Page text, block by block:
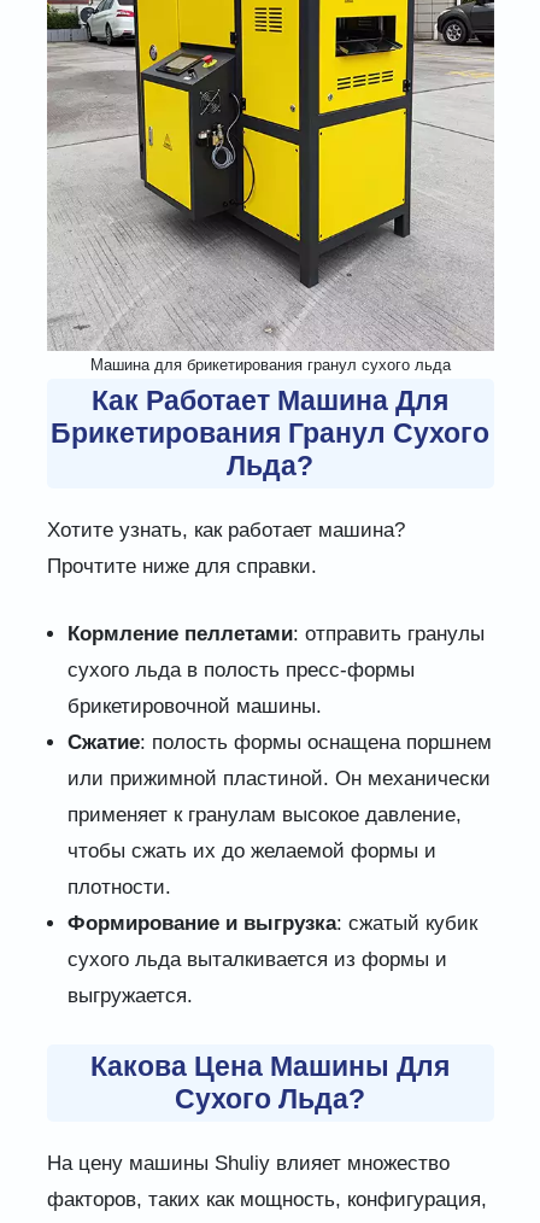
Машина для брикетирования гранул сухого льда
Как Работает Машина Для
Брикетирования Гранул Сухого
Льда?
Хотите узнать, как работает машина?
Прочтите ниже для справки.
Кормление пеллетами: отправить гранулы
сухого льда в полость пресс-формы
брикетировочной машины.
Сжатие: полость формы оснащена поршнем
или прижимной пластиной. Он механически
применяет к гранулам высокое давление,
чтобы сжать их до желаемой формы и
плотности.
Формирование и выгрузка: сжатый кубик
сухого льда выталкивается из формы и
выгружается.
Какова Цена Машины Для
Сухого Льда?
На цену машины Shuliy влияет множество
факторов, таких как мощность, конфигурация,